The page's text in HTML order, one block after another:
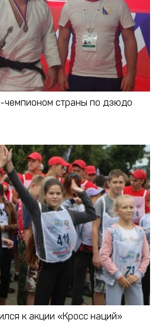
чемпионом страны по дзюдо
к акции «Кросс наций»